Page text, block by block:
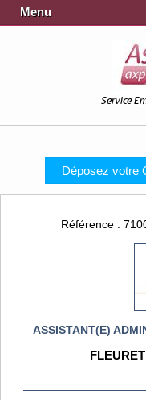
Menu
Service
Déposez votre
Référence :
ASSISTANT(E)